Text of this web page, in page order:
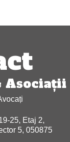
Asociaţii
25, Etaj 2,
5, 050875